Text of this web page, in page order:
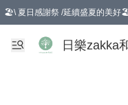
🏖️\ 夏日感謝祭 /延續盛夏的美好
選擇GoGoX住宅/工商地址配送
日樂zakka